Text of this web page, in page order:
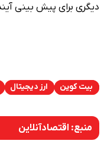
دیگری برای پیش بینی
بیت کوین ارز دیجیتال
منبع: اقتصادآنلاین